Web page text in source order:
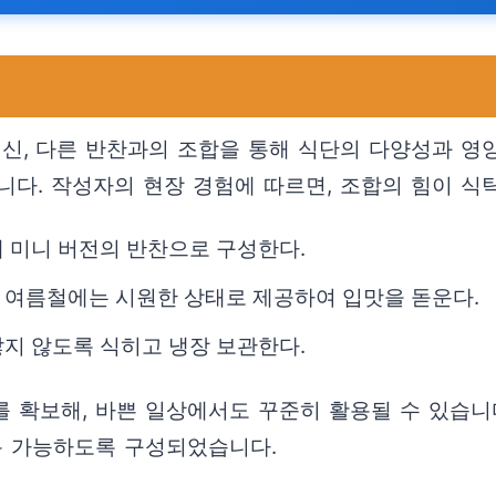
, 다른 반찬과의 조합을 통해 식단의 다양성과
다. 작성자의 현장 경험에 따르면, 조합의 힘이 식
니 버전의 반찬으로 구성한다.
름철에는 시원한 상태로 제공하여 입맛을 돋운다.
않도록 식히고 냉장 보관한다.
확보해, 바쁜 일상에서도 꾸준히 활용될 수 있습
능하도록 구성되었습니다.